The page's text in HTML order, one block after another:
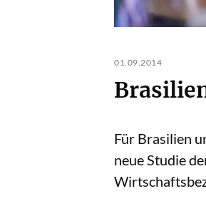
01.09.2014
Für Brasilien
neue Studie